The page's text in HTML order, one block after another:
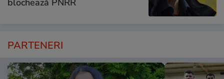
blochează PNRR
PARTENERI